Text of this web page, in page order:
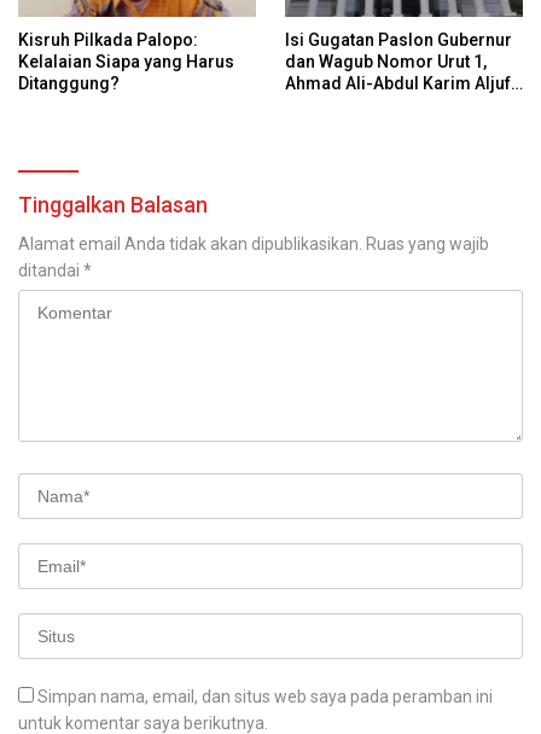
Kisruh Pilkada Palopo:
Kelalaian Siapa yang Harus
Ditanggung?
Isi Gugatan Paslon Gubernur
dan Wagub Nomor Urut 1,
Ahmad Ali-Abdul Karim Aljufri
Tinggalkan Balasan
Alamat email Anda tidak akan dipublikasikan. Ruas yang wajib
ditandai *
Simpan nama, email, dan situs web saya pada peramban ini
untuk komentar saya berikutnya.